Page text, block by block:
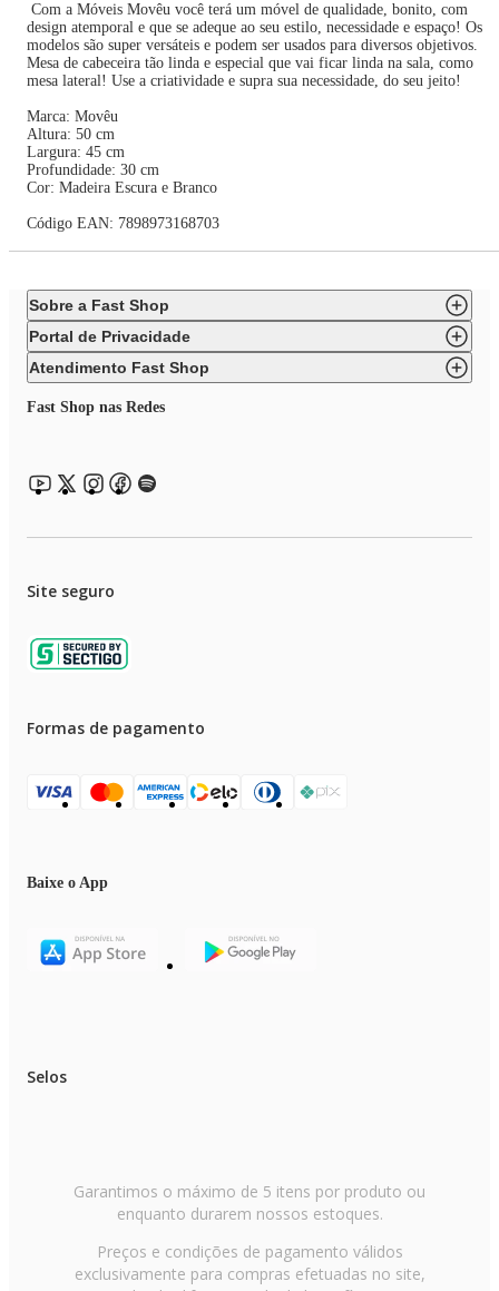
Com a Móveis Movêu você terá um móvel de qualidade, bonito, com
design atemporal e que se adeque ao seu estilo, necessidade e espaço! Os
modelos são super versáteis e podem ser usados para diversos objetivos.
Mesa de cabeceira tão linda e especial que vai ficar linda na sala, como
mesa lateral! Use a criatividade e supra sua necessidade, do seu jeito!
Marca: Movêu
Altura: 50 cm
Largura: 45 cm
Profundidade: 30 cm
Cor: Madeira Escura e Branco
Código EAN: 7898973168703
Sobre a Fast Shop
Portal de Privacidade
Atendimento Fast Shop
Fast Shop nas Redes
Site seguro
Formas de pagamento
Baixe o App
Selos
Garantimos o máximo de 5 itens por produto ou
enquanto durarem nossos estoques.
Preços e condições de pagamento válidos
exclusivamente para compras efetuadas no site,